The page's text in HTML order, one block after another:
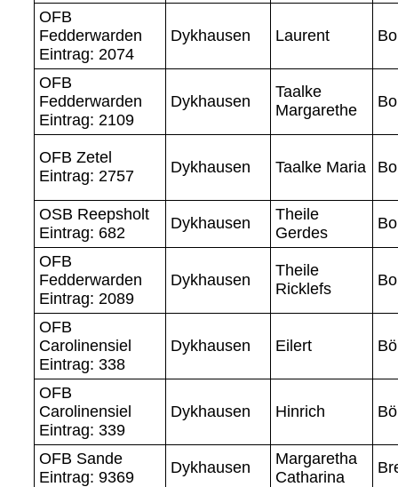
OFB
Fedderwarden
Eintrag: 2074
Dykhausen Laurent
OFB
Fedderwarden
Eintrag: 2109
Dykhausen
Taalke
Margarethe
OFB Zetel
Eintrag: 2757
Dykhausen Taalke Maria
OSB Reepsholt
Eintrag: 682
Dykhausen
Theile
Gerdes
OFB
Fedderwarden
Eintrag: 2089
Dykhausen
Theile
Ricklefs
OFB
Carolinensiel
Eintrag: 338
Dykhausen Eilert
OFB
Carolinensiel
Eintrag: 339
Dykhausen Hinrich
OFB Sande
Eintrag: 9369
Dykhausen
Margaretha
Catharina